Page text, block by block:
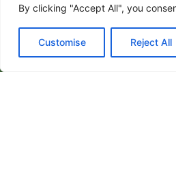
By clicking "Accept All", you
Customise Reject All